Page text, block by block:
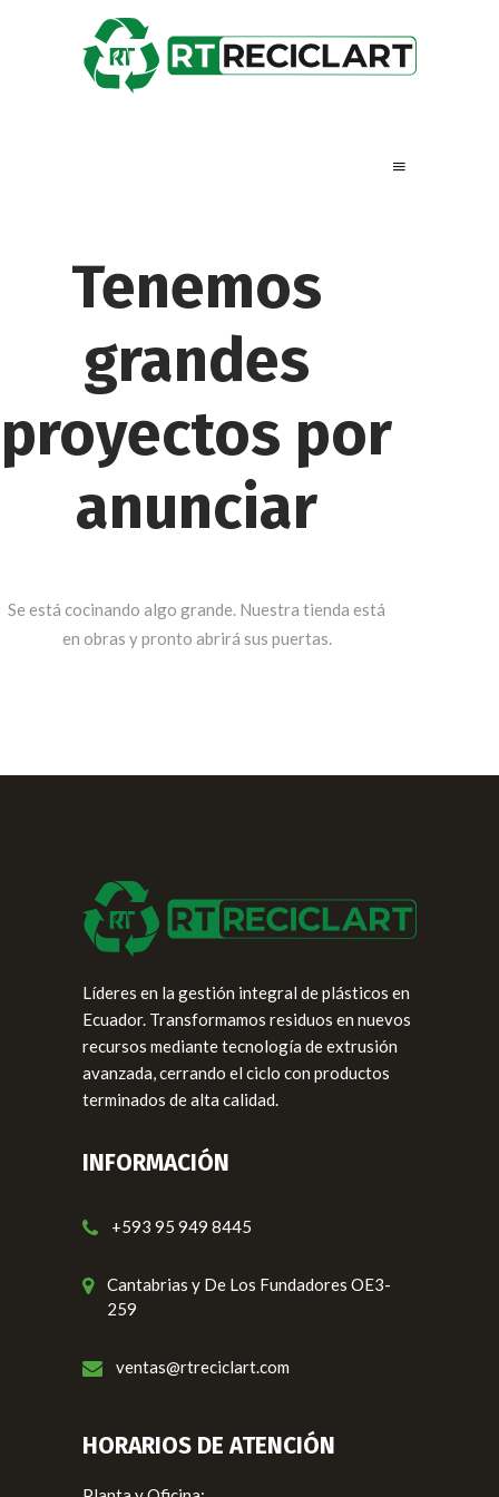
Tenemos
grandes
proyectos por
anunciar
Se está cocinando algo grande. Nuestra tienda está
en obras y pronto abrirá sus puertas.
Líderes en la gestión integral de plásticos en
Ecuador. Transformamos residuos en nuevos
recursos mediante tecnología de extrusión
avanzada, cerrando el ciclo con productos
terminados de alta calidad.
INFORMACIÓN
+593 95 949 8445
Cantabrias y De Los Fundadores OE3-
259
ventas@rtreciclart.com
HORARIOS DE ATENCIÓN